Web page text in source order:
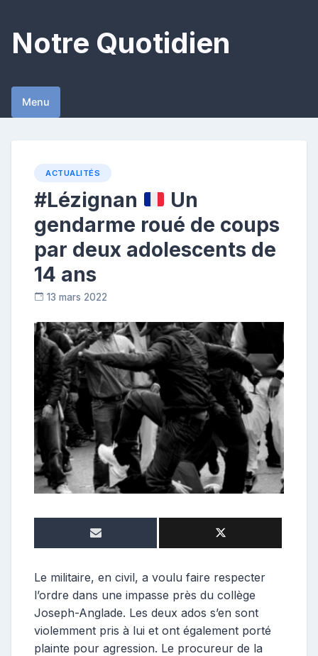
content
Notre Quotidien
Menu
ACTUALITÉS
#Lézignan
Un
gendarme roué de coups
par deux adolescents de
14 ans
13 mars 2022
e
p
o
s
t
e
u
r
Le militaire, en civil, a voulu faire respecter
l’ordre dans une impasse près du collège
Joseph-Anglade. Les deux ados s’en sont
violemment pris à lui et ont également porté
plainte pour agression. Le procureur de la